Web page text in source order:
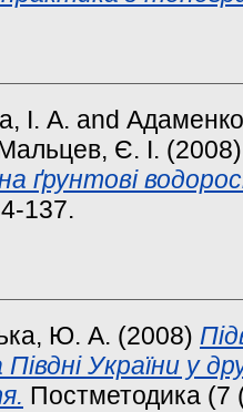
І. А. and
Є. І.
ґрунтові
137.
Ю. А. (2008)
Півдні України у
Постметодика (7